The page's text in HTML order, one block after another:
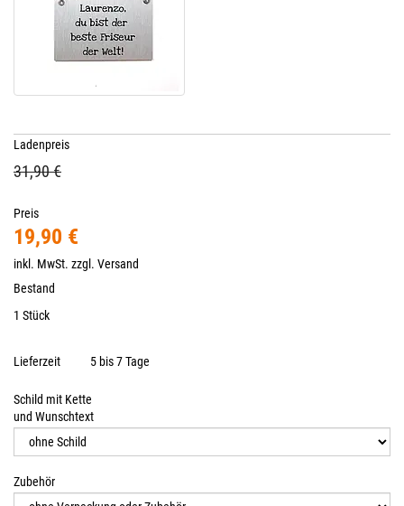
Ladenpreis
31,90 €
Preis
19,90 €
inkl. MwSt. zzgl. Versand
Bestand
1 Stück
Lieferzeit 5 bis 7 Tage
Schild mit Kette
und Wunschtext
Zubehör